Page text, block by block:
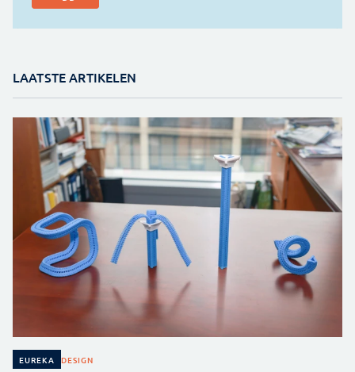
LAATSTE ARTIKELEN
EUREKA DESIGN